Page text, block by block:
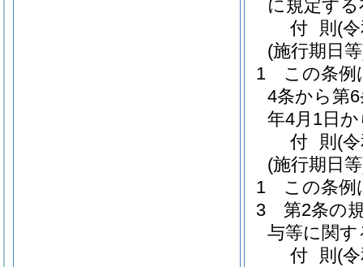
に規定す
付 則 (
(施行期日
1
この条例
4条から第
年4月1日
付 則 (
(施行期日
1
この条例
3
第2条の
与等に関
付 則 (